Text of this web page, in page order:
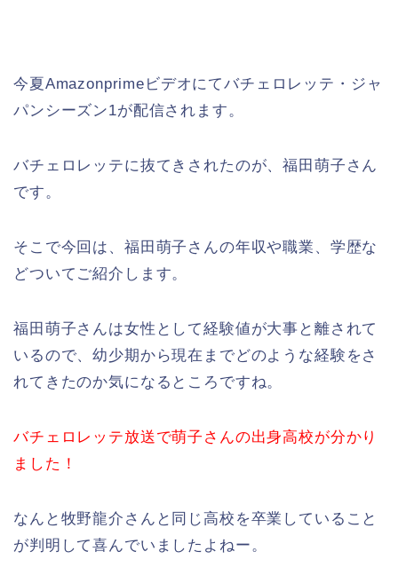
今夏Amazonprimeビデオにてバチェロレッテ・ジャ
パンシーズン1が配信されます。
バチェロレッテに抜てきされたのが、福田萌子さん
です。
そこで今回は、福田萌子さんの年収や職業、学歴な
どついてご紹介します。
福田萌子さんは女性として経験値が大事と離されて
いるので、幼少期から現在までどのような経験をさ
れてきたのか気になるところですね。
バチェロレッテ放送で萌子さんの出身高校が分かり
ました！
なんと牧野龍介さんと同じ高校を卒業していること
が判明して喜んでいましたよねー。